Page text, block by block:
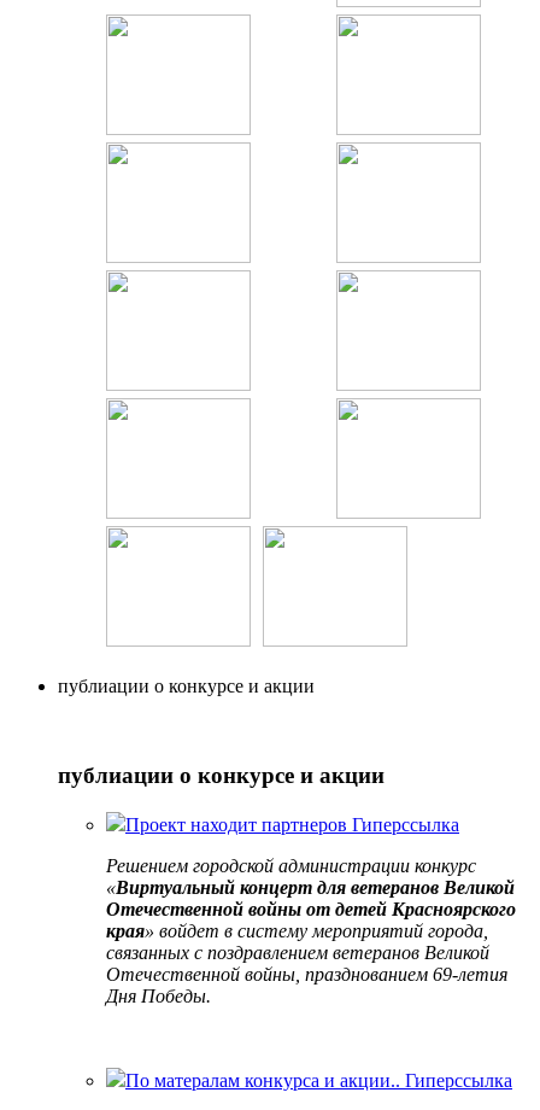
публиации о конкурсе и акции
публиации о конкурсе и акции
Проект находит партнеров Гиперссылка
Решением городской администрации конкурс
«Виртуальный концерт для ветеранов Великой
Отечественной войны от детей Красноярского
края» войдет в систему мероприятий города,
связанных с поздравлением ветеранов Великой
Отечественной войны, празднованием 69-летия
Дня Победы.
По матералам конкурса и акции.. Гиперссылка